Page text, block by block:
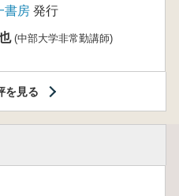
書房 発行
(中部大学非常勤講師)
を見る